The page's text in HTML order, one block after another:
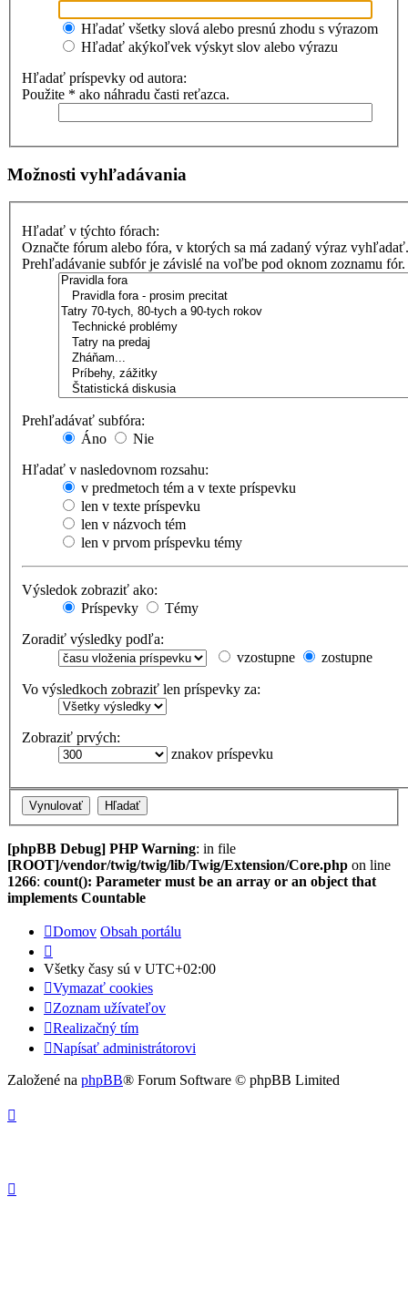
Hľadať všetky slová alebo presnú zhodu s výrazom
Hľadať akýkoľvek výskyt slov alebo výrazu
Hľadať príspevky od autora:
Použite * ako náhradu časti reťazca.
Možnosti vyhľadávania
Hľadať v týchto fórach:
Označte fórum alebo fóra, v ktorých sa má zadaný výraz vyhľadať.
Prehľadávanie subfór je závislé na voľbe pod oknom zoznamu fór.
Prehľadávať subfóra:
Áno
Nie
Hľadať v nasledovnom rozsahu:
v predmetoch tém a v texte príspevku
len v texte príspevku
len v názvoch tém
len v prvom príspevku témy
Výsledok zobraziť ako:
Príspevky
Témy
Zoradiť výsledky podľa:
vzostupne
zostupne
Vo výsledkoch zobraziť len príspevky za:
Zobraziť prvých:
znakov príspevku
[phpBB Debug] PHP Warning: in file
[ROOT]/vendor/twig/twig/lib/Twig/Extension/Core.php on line
1266: count(): Parameter must be an array or an object that
implements Countable
Domov Obsah portálu
Všetky časy sú v UTC+02:00
Vymazať cookies
Zoznam užívateľov
Realizačný tím
Napísať administrátorovi
Založené na phpBB® Forum Software © phpBB Limited